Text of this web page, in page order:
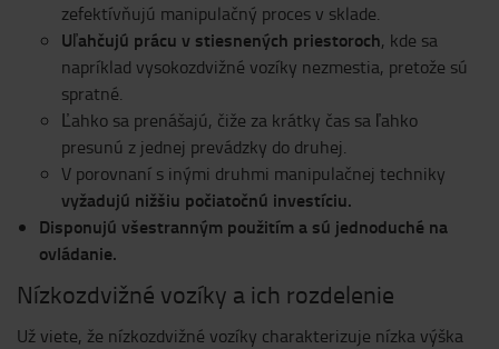
zefektívňujú manipulačný proces v sklade.
Uľahčujú prácu v stiesnených priestoroch, kde sa
napríklad vysokozdvižné vozíky nezmestia, pretože sú
spratné.
Ľahko sa prenášajú, čiže za krátky čas sa ľahko
presunú z jednej prevádzky do druhej.
V porovnaní s inými druhmi manipulačnej techniky
vyžadujú nižšiu počiatočnú investíciu.
Disponujú všestranným použitím a sú jednoduché na
ovládanie.
Nízkozdvižné vozíky a ich rozdelenie
Už viete, že nízkozdvižné vozíky charakterizuje nízka výška